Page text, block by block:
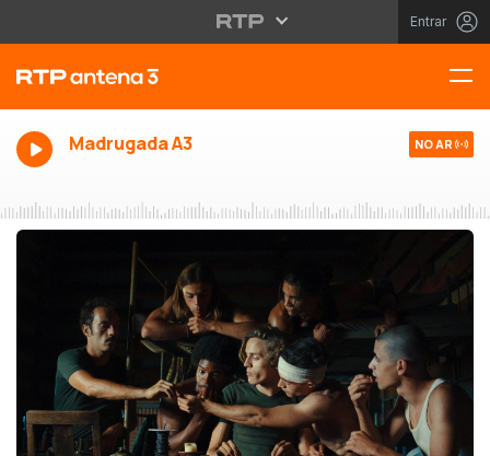
Entrar
Madrugada A3 NO AR